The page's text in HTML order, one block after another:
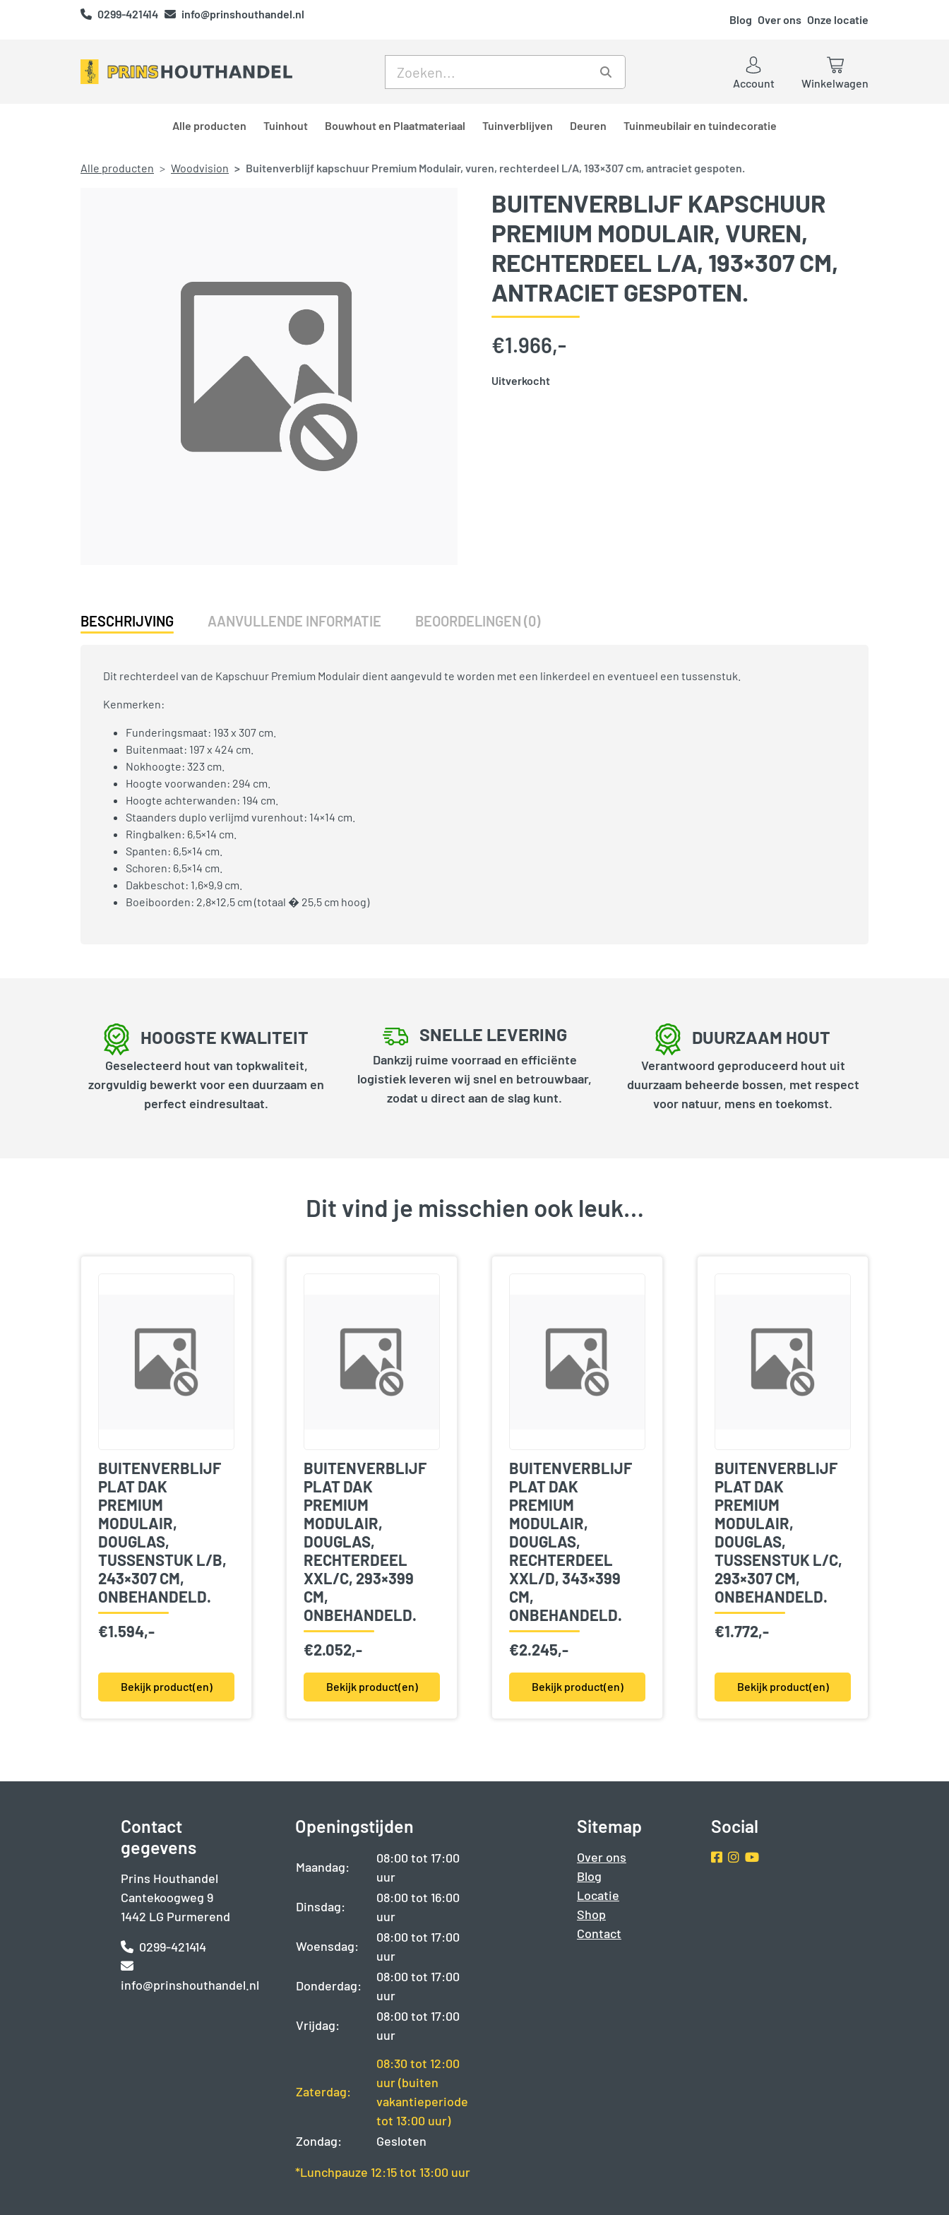
0299-421414 info@prinshouthandel.nl Blog Over ons Onze locatie
Account
Winkelwagen
Alle producten Tuinhout Bouwhout en Plaatmateriaal Tuinverblijven Deuren Tuinmeubilair en tuindecoratie
Alle producten Woodvision Buitenverblijf kapschuur Premium Modulair, vuren, rechterdeel L/A, 193×307 cm, antraciet gespoten.
BUITENVERBLIJF KAPSCHUUR
PREMIUM MODULAIR, VUREN,
RECHTERDEEL L/A, 193×307 CM,
ANTRACIET GESPOTEN.
€1.966,-
Uitverkocht
BESCHRIJVING AANVULLENDE INFORMATIE BEOORDELINGEN (0)
Dit rechterdeel van de Kapschuur Premium Modulair dient aangevuld te worden met een linkerdeel en eventueel een tussenstuk.
Kenmerken:
Funderingsmaat: 193 x 307 cm.
Buitenmaat: 197 x 424 cm.
Nokhoogte: 323 cm.
Hoogte voorwanden: 294 cm.
Hoogte achterwanden: 194 cm.
Staanders duplo verlijmd vurenhout: 14×14 cm.
Ringbalken: 6,5×14 cm.
Spanten: 6,5×14 cm.
Schoren: 6,5×14 cm.
Dakbeschot: 1,6×9,9 cm.
Boeiboorden: 2,8×12,5 cm (totaal � 25,5 cm hoog)
HOOGSTE KWALITEIT
Geselecteerd hout van topkwaliteit,
zorgvuldig bewerkt voor een duurzaam en
perfect eindresultaat.
SNELLE LEVERING
Dankzij ruime voorraad en efficiënte
logistiek leveren wij snel en betrouwbaar,
zodat u direct aan de slag kunt.
DUURZAAM HOUT
Verantwoord geproduceerd hout uit
duurzaam beheerde bossen, met respect
voor natuur, mens en toekomst.
Dit vind je misschien ook leuk…
BUITENVERBLIJF
PLAT DAK
PREMIUM
MODULAIR,
DOUGLAS,
TUSSENSTUK L/B,
243×307 CM,
ONBEHANDELD.
€1.594,-
Bekijk product(en)
BUITENVERBLIJF
PLAT DAK
PREMIUM
MODULAIR,
DOUGLAS,
RECHTERDEEL
XXL/C, 293×399
CM,
ONBEHANDELD.
€2.052,-
Bekijk product(en)
BUITENVERBLIJF
PLAT DAK
PREMIUM
MODULAIR,
DOUGLAS,
RECHTERDEEL
XXL/D, 343×399
CM,
ONBEHANDELD.
€2.245,-
Bekijk product(en)
BUITENVERBLIJF
PLAT DAK
PREMIUM
MODULAIR,
DOUGLAS,
TUSSENSTUK L/C,
293×307 CM,
ONBEHANDELD.
€1.772,-
Bekijk product(en)
Contact
gegevens
Prins Houthandel
Cantekoogweg 9
1442 LG Purmerend
0299-421414
info@prinshouthandel.nl
Openingstijden
Maandag:
08:00 tot 17:00
uur
Dinsdag:
08:00 tot 16:00
uur
Woensdag:
08:00 tot 17:00
uur
Donderdag:
08:00 tot 17:00
uur
Vrijdag:
08:00 tot 17:00
uur
Zaterdag:
08:30 tot 12:00
uur (buiten
vakantieperiode
tot 13:00 uur)
Zondag:
Gesloten
*Lunchpauze 12:15 tot 13:00 uur
Sitemap
Over ons
Blog
Locatie
Shop
Contact
Social
Facebook
Instragram
Youtube